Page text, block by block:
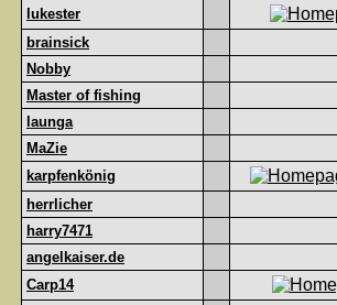
lukester
brainsick
Nobby
Master of fishing
launga
MaZie
karpfenkönig
herrlicher
harry7471
angelkaiser.de
Carp14